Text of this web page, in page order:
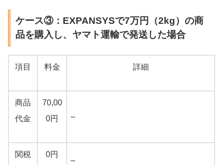
ケース③：EXPANSYSで7万円（2kg）の商
品を購入し、ヤマト運輸で発送した場合
項目 料金 詳細
商品
代金
70,00
0円
–
関税 0円
–